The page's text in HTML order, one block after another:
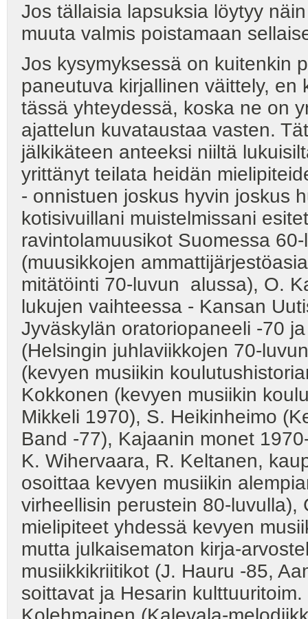
Jos tällaisia lapsuksia löytyy
muuta valmis poistamaan
Jos kysymyksessä on kuitenkin
paneutuva kirjallinen väittely,
tässä yhteydessä, koska ne on
ajattelun kuvataustaa vasten.
jälkikäteen anteeksi niiltä
yrittänyt teilata heidän
- onnistuen joskus hyvin joskus
kotisivuillani muistelmissani
ravintolamuusikot Suomessa
(muusikkojen
mitätöinti 70-luvun alussa), O.
lukujen vaihteessa - Kansan
Jyväskylän oratoriopaneeli -70
(Helsingin juhlaviikkojen 70-
(kevyen musiikin
Kokkonen (kevyen musiikin
Mikkeli 1970), S. Heikinheimo
Band -77), Kajaanin monet
K. Wihervaara, R. Keltanen,
osoittaa kevyen musiikin
virheellisin perustein 80-luvulla),
mielipiteet yhdessä kevyen
mutta julkaisematon kirja-
musiikkikriitikot (J. Hauru -85,
soittavat ja Hesarin